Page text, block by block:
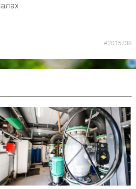
#2015738